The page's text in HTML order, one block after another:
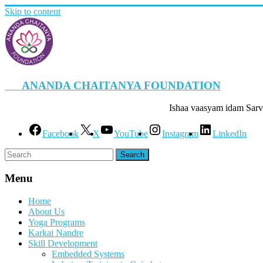
Skip to content
ANANDA CHAITANYA FOUNDATION
Ishaa vaasyam idam
Facebook X YouTube Instagram LinkedIn
Menu
Home
About Us
Yoga Programs
Karkai Nandre
Skill Development
Embedded Systems